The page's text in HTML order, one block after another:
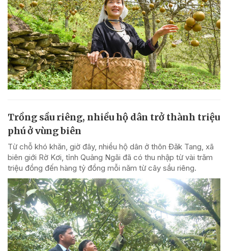
Trồng sầu riêng, nhiều hộ dân trở thành triệu
phú ở vùng biên
Từ chỗ khó khăn, giờ đây, nhiều hộ dân ở thôn Đăk Tang, xã
biên giới Rờ Kơi, tỉnh Quảng Ngãi đã có thu nhập từ vài trăm
triệu đồng đến hàng tỷ đồng mỗi năm từ cây sầu riêng.